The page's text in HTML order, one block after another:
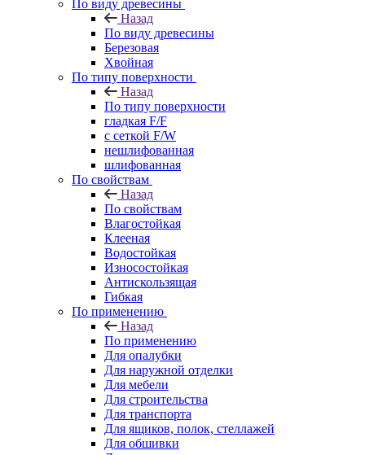
По виду древесины
Назад
По виду древесины
Березовая
Хвойная
По типу поверхности
Назад
По типу поверхности
гладкая F/F
с сеткой F/W
нешлифованная
шлифованная
По свойствам
Назад
По свойствам
Влагостойкая
Клееная
Водостойкая
Износостойкая
Антискользящая
Гибкая
По применению
Назад
По применению
Для опалубки
Для наружной отделки
Для мебели
Для строительства
Для транспорта
Для ящиков, полок, стеллажей
Для обшивки